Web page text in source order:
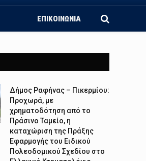
ΕΠΙΚΟΙΝΩΝΙΑ
Δήμος Ραφήνας – Πικερμίου:
Προχωρά, με
χρηματοδότηση από το
Πράσινο Ταμείο, η
καταχώριση της Πράξης
Εφαρμογής του Ειδικού
Πολεοδομικού Σχεδίου στο